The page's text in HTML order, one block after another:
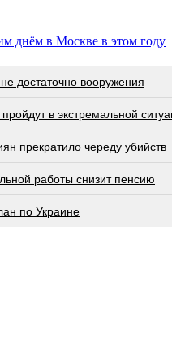
днём в Москве в этом году
достаточно вооружения
в экстремальной
прекратило череду убийств
работы снизит пенсию
по Украине